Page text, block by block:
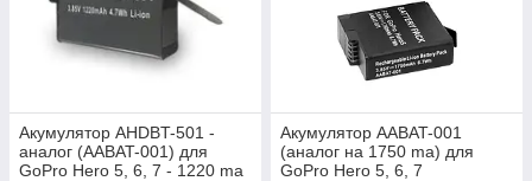
Акумулятор AHDBT-501 -
аналог (AABAT-001) для
GoPro Hero 5, 6, 7 - 1220 ma
Акумулятор AABAT-001
(аналог на 1750 ma) для
GoPro Hero 5, 6, 7